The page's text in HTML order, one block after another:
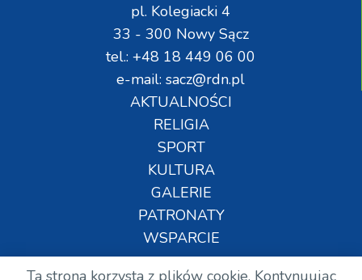
pl. Kolegiacki 4
33 - 300 Nowy Sącz
tel.: +48 18 449 06 00
e-mail: sacz@rdn.pl
AKTUALNOŚCI
RELIGIA
SPORT
KULTURA
GALERIE
PATRONATY
WSPARCIE
Ta strona korzysta z plików cookie. Kontynuując